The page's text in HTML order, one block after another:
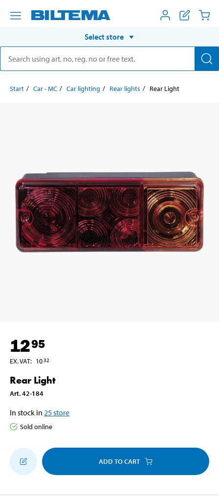
Select store
Start Car - MC Car lighting Rear lights Rear Light
1295
EX. VAT: 1032
Rear Light
Art.42-184
In stock in 25store
Sold online
ADD TO CART